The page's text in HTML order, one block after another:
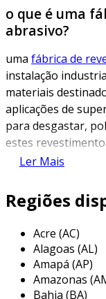
o que é uma
abrasivo?
uma fábrica de
instalação
materiais
aplicações de
para desgastar,
estes
em ferramentas
metalurgia,
de materiais
carbeto de silício
ligantes que
resultado é um
Ler Mais
Regiões
Acre (AC)
Alagoas (AL)
Amapá (AP)
Amazonas
Bahia (BA)